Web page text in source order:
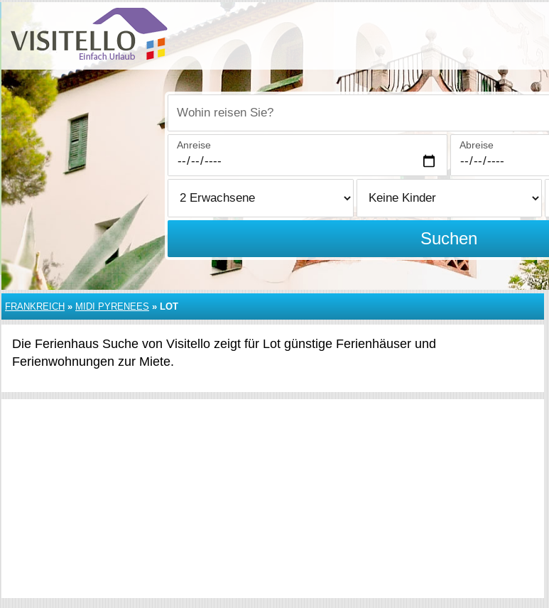
Wohin reisen Sie?
Anreise Abreise
Suchen
FRANKREICH » MIDI PYRENEES » LOT
Die Ferienhaus Suche von Visitello zeigt für Lot günstige Ferienhäuser und
Ferienwohnungen zur Miete.